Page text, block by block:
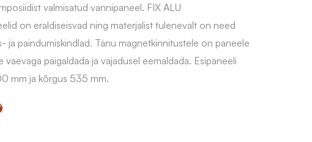
valmisatud vannipaneel. FIX ALU
on eraldiseisvad ning materjalist tulenevalt on need
ja paindumiskindlad. Tänu magnetkinnitustele on paneele
vaevaga paigaldada ja vajadusel eemaldada. Esipaneeli
mm ja kõrgus 535 mm.